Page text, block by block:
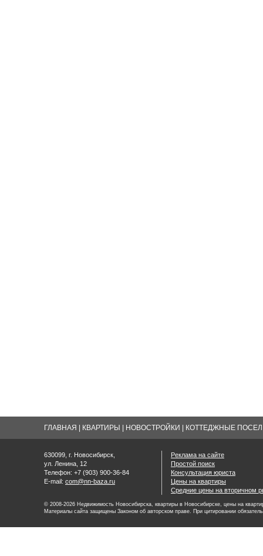
ГЛАВНАЯ КВАРТИРЫ НОВОСТРОЙКИ КОТТЕДЖНЫЕ
630099, г. Новосибирск,
ул. Ленина, 12
Телефон: +7 (903) 900-36-84
E-mail: com@nn-baza.ru
Реклама на сайте
Простой поиск
Консультация юриста
Цены на квартиры
Средние цены на вторичном
© 2008-2026 Недвижимость Новосибирска, квартиры в Новосибирске, цены на
Материалы сайта защищены Законом об авторском праве. При цитировании